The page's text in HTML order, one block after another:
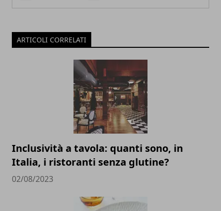
ARTICOLI CORRELATI
Inclusività a tavola: quanti sono, in
Italia, i ristoranti senza glutine?
02/08/2023